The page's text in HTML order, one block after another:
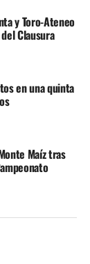
y Toro-Ateneo
Clausura
en una quinta
Maíz tras